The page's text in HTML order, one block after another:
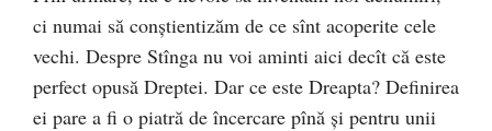
ci numai să conștientizăm de ce sînt acoperite cele
vechi. Despre Stînga nu voi aminti aici decît că este
perfect opusă Dreptei. Dar ce este Dreapta? Definirea
ei pare a fi o piatră de încercare pînă și pentru unii